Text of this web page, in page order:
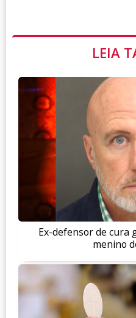
LEIA
Ex-defensor de cura
menino